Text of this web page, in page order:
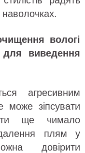
наволочках.
вологі
для виведення
агресивним
може зіпсувати
ще чимало
плям у
довірити